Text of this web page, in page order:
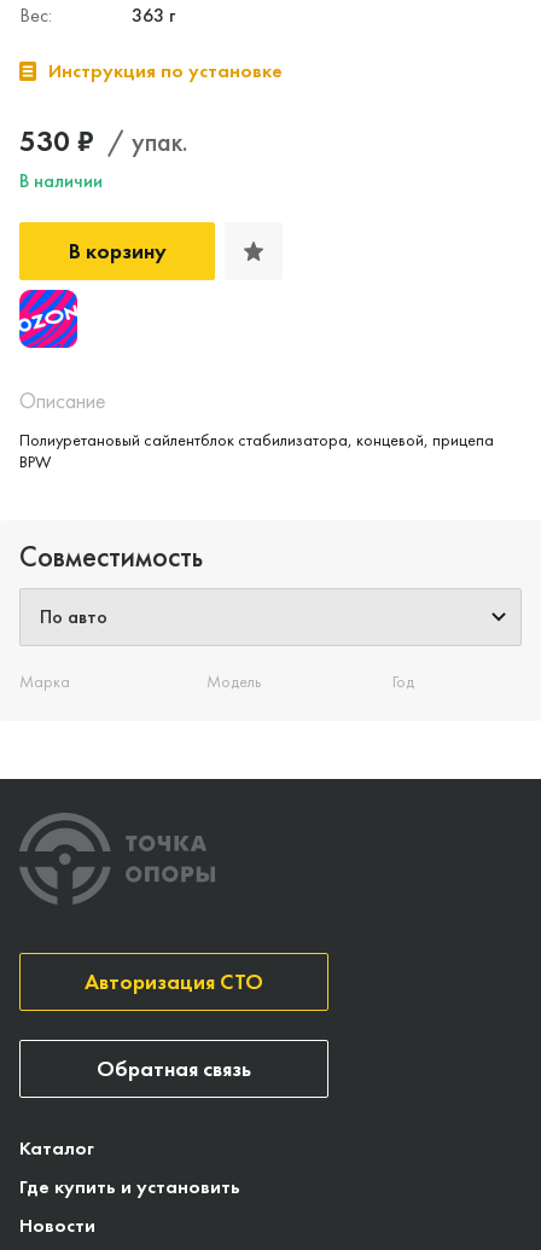
Да, верно
Вес:
363 г
Инструкция по установке
530 ₽ / упак.
В наличии
В корзину
Описание
Полиуретановый сайлентблок стабилизатора, концевой, прицепа
BPW
Совместимость
Марка Модель Год
Каталог
Где купить и установить
Новости
Авторизация СТО
Обратная связь